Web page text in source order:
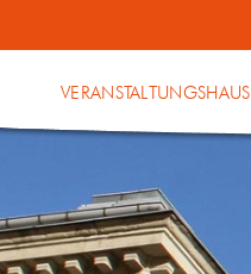
VERANSTALTUNGSHAUS